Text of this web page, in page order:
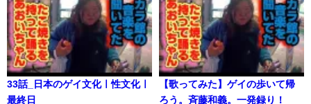
33話_日本のゲイ文化ㅣ性文化ㅣ
最終日
【歌ってみた】ゲイの歩いて帰
ろう。斉藤和義。一発録り！